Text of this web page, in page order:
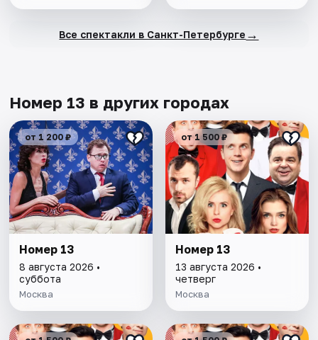
Все спектакли в Санкт-Петербурге →
Номер 13 в других городах
от 1 200 ₽
Номер 13
8 августа 2026 •
суббота
Москва
от 1 500 ₽
Номер 13
13 августа 2026 •
четверг
Москва